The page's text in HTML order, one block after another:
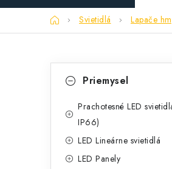
DomovSvietidlá Lapače
kategóriePriemysel
Prachotesné LED
IP66)
LED Lineárne svietidlá
LED Panely